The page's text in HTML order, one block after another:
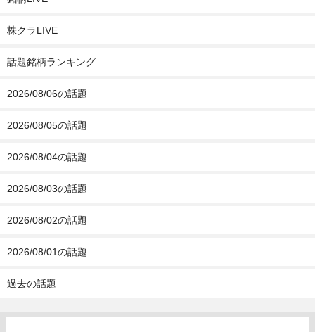
株クラLIVE
話題銘柄ランキング
2026/08/06の話題
2026/08/05の話題
2026/08/04の話題
2026/08/03の話題
2026/08/02の話題
2026/08/01の話題
過去の話題